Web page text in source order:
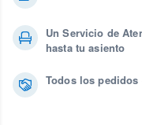
Un Servicio de
hasta tu asiento
Todos los pedidos